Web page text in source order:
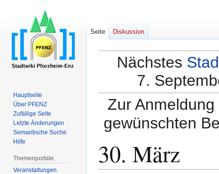
Nächstes
7.
Zur
gewünschten
30. März
Seite Diskussion
Hauptseite
Über PFENZ
Zufällige Seite
Letzte Änderungen
Semantische Suche
Hilfe
Themenportale
Veranstaltungen